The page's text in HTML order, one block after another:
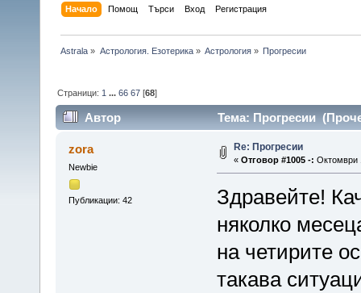
Начало Помощ Търси Вход Регистрация
Astrala » Астрология. Езотерика» Астрология» Прогресии
Страници: 1 ...66 67 [68]
Автор Тема: Прогресии
zora
Newbie
Публикации: 42
Re: Прогресии
« Отговор #1005 -: Октомври
Здравейте!
няколко
на четирите
такава